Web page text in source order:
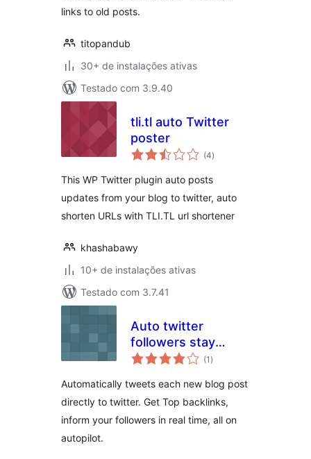
links to old posts.
titopandub
30+ de instalações ativas
Testado com 3.9.40
tli.tl auto Twitter
poster
(4total
de
)
This WP Twitter plugin auto posts
updates from your blog to twitter, auto
shorten URLs with TLI.TL url shortener
khashabawy
10+ de instalações ativas
Testado com 3.7.41
Auto twitter
followers stay
informed
(1 total
de
)
Automatically tweets each new blog post
directly to twitter. Get Top backlinks,
inform your followers in real time, all on
autopilot.